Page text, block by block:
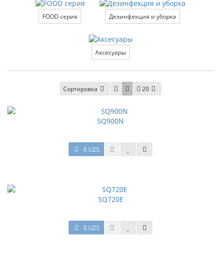
FOOD серия Дезинфекция и уборка
Аксесуары
Сортировка 20
SQ900N
0 UZS
SQ720E
0 UZS